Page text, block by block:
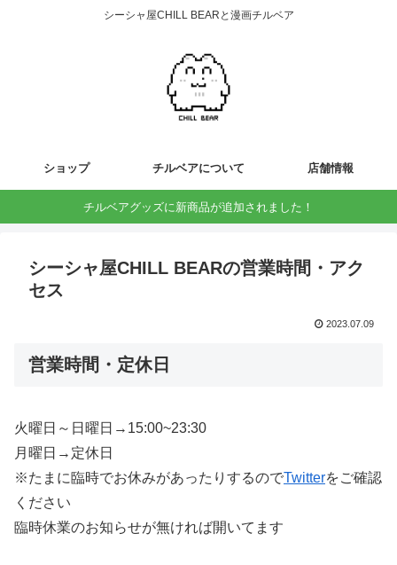
シーシャ屋CHILL BEARと漫画チルベア
ショップ チルベアについて 店舗情報
チルベアグッズに新商品が追加されました！
シーシャ屋CHILL BEARの営業時間・アク
セス
2023.07.09
営業時間・定休日
火曜日～日曜日→15:00~23:30
月曜日→定休日
※たまに臨時でお休みがあったりするのでTwitterをご確認
ください
臨時休業のお知らせが無ければ開いてます